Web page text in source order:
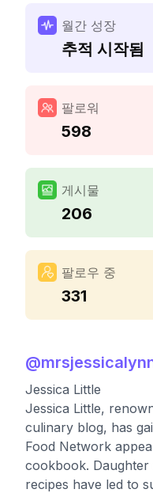
월간 성장
추적 시작됨
팔로워
598
게시물
206
팔로우 중
331
@
Jessica Little
Jessica Little,
culinary blog, has
Food Network
cookbook.
recipes have led to